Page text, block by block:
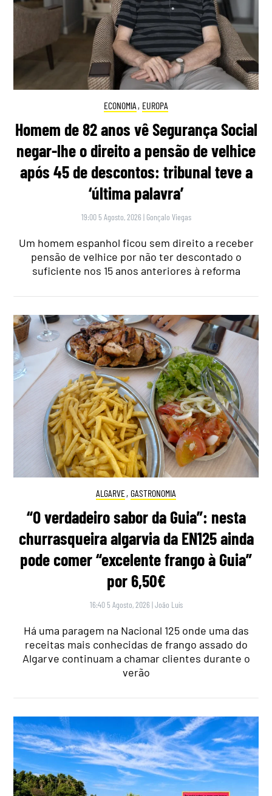
ECONOMIA , EUROPA
Homem de 82 anos vê Segurança Social
negar-lhe o direito a pensão de velhice
após 45 de descontos: tribunal teve a
‘última palavra’
19:00 5 Agosto, 2026 | Gonçalo Viegas
Um homem espanhol ficou sem direito a receber
pensão de velhice por não ter descontado o
suficiente nos 15 anos anteriores à reforma
ALGARVE, GASTRONOMIA
“O verdadeiro sabor da Guia”: nesta
churrasqueira algarvia da EN125 ainda
pode comer “excelente frango à Guia”
por 6,50€
16:40 5 Agosto, 2026 |João Luís
Há uma paragem na Nacional 125 onde uma das
receitas mais conhecidas de frango assado do
Algarve continuam a chamar clientes durante o
verão